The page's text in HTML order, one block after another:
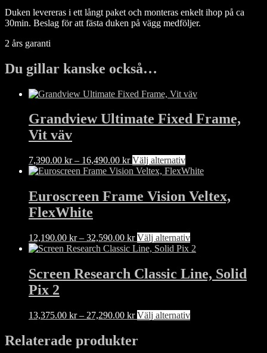
Duken levereras i ett långt paket och monteras enkelt ihop på ca
30min. Beslag för att fästa duken på vägg medföljer.
2 års garanti
Du gillar kanske också…
Grandview Ultimate Fixed Frame,
Vit väv
7,390.00 kr – 16,490.00 krPrisintervall:
7,390.00 kr
16,490.00 kr
Välj alternativDen
här
har
flera
olika
alternativen
kan
väljas
på
Euroscreen Frame Vision Veltex,
FlexWhite
12,190.00 kr – 32,590.00 krPrisintervall:
12,190.00 kr
32,590.00 kr
Välj alternativDen
här
har
flera
olika
alternativen
Screen Research Classic Line, Solid
Pix 2
13,375.00 kr – 27,290.00 krPrisintervall:
27,290.00 kr
Välj alternativDen
Relaterade produkter